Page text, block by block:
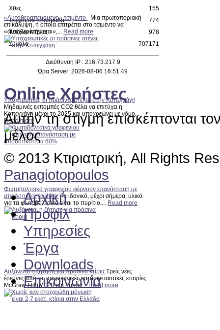
«Αυτοθεραπευόμενο» τσιμέντο
Μία πρωτοποριακή
επικάλυψη, η οποία επιτρέπει στο τσιμέντο να
«αυτοθεραπεύεται»,... Read more
Υποχρεωτικές οι πράσινες στέγες στην Κοπεγχάγη
Μηδαμινές εκπομπές CO2 θέλει να επιτύχει η
Κοπεγχάγη μέχρι το 2025 και υποχρεώνει με νόμο...
Read more
Φωτοβολταϊκά γραφενίου φέρνουν επανάσταση με
αποδοτικότητα 60%Το ιδανικό, μέχρι σήμερα, υλικό
για τα φωτοβολταϊκα είναι το πυρίτιο,... Read more
Αυξάνεται η ζήτηση για πράσινα κτίρια Τρείς νέες
έρευνες από τις αμερικανικές κατασκευαστικές εταιρίες
McGraw-Hill(MGH) και Turner...Read more
Χθες
Τρέχουσα Εβδομάδα
Τρέχων Μήνας
Σύνολο
155
774
978
707171
Διεύθυνση IP : 216.73.217.9
Ώρα Server: 2026-08-06 16:51:49
Online Χρήστες
Αυτήν τη στιγμή επισκέπτονται
μέλος
© 2013 Κτιριατρική, All Rights
Panagiotopoulos
Αρχική
Προφίλ
Υπηρεσίες
Έργα
Downloads
Επικοινωνία